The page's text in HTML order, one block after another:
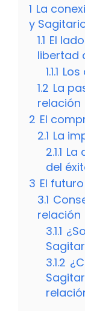
1 La
y
1.1 El
libertad
1.1.1
1.2 La
relación
2 El
2.1 La
2.1.1 La
del
3 El
3.1
relación
3.1.1
3.1.2